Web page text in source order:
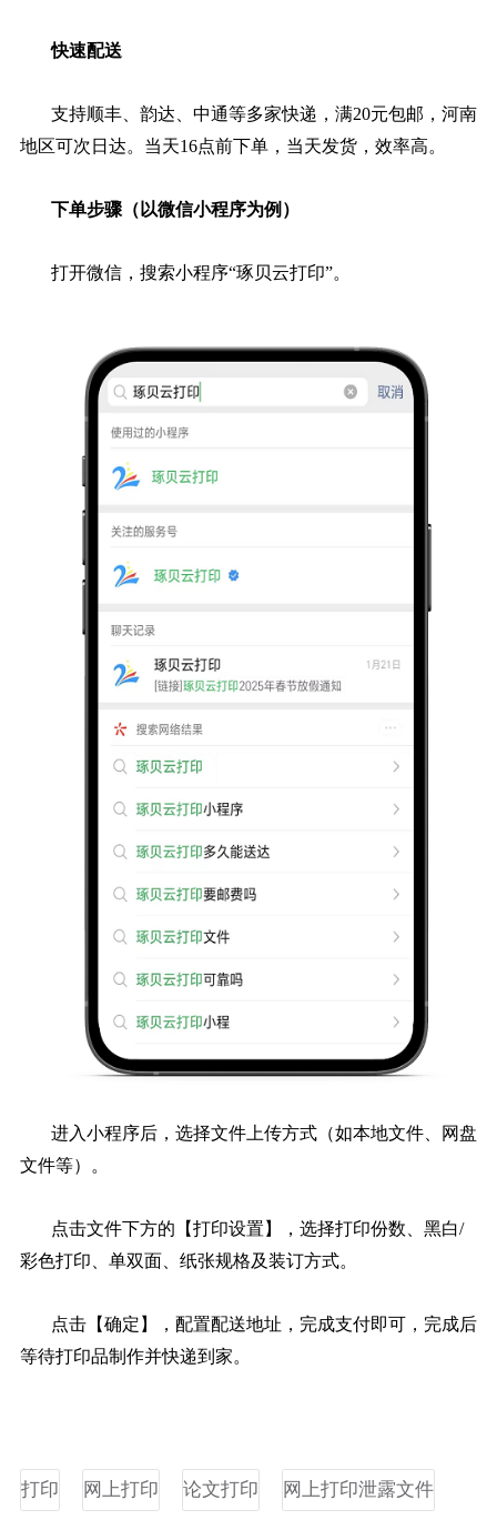
快速配送
支持顺丰、韵达、中通等多家快递，满20元包邮，河南
地区可次日达。当天16点前下单，当天发货，效率高。
下单步骤（以微信小程序为例）
打开微信，搜索小程序“琢贝云打印”。
进入小程序后，选择文件上传方式（如本地文件、网盘
文件等）。
点击文件下方的【打印设置】，选择打印份数、黑白/
彩色打印、单双面、纸张规格及装订方式。
点击【确定】，配置配送地址，完成支付即可，完成后
等待打印品制作并快递到家。
打印 网上打印 论文打印 网上打印泄露文件